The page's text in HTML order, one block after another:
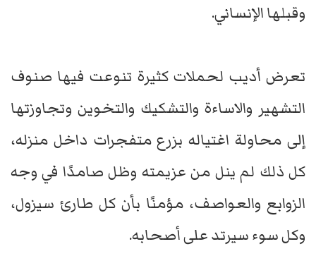
وقبلها الإنساني.
تعرض أديب لحملات كثيرة تنوعت فيها صنوف
التشهير والاساءة والتشكيك والتخوين وتجاوزتها
إلى محاولة اغتياله بزرع متفجرات داخل منزله،
كل ذلك لم ينل من عزيمته وظل صامدًا في وجه
الزوابع والعواصف، مؤمنًا بأن كل طارئ سيزول،
وكل سوء سيرتد على أصحابه.